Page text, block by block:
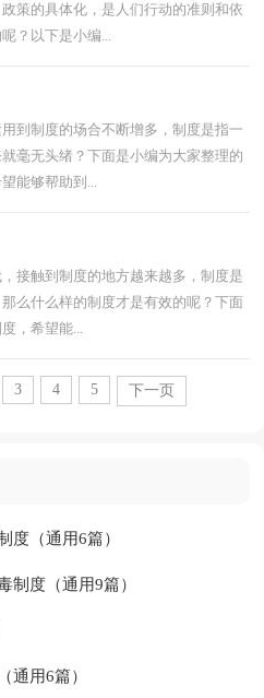
策的具体化，是人们行动的准则和依
？以下是小编...
到制度的场合不断增多，制度是指一
毫无头绪？下面是小编为大家整理的
能够帮助到...
接触到制度的地方越来越多，制度是
么什么样的制度才是有效的呢？下面
，希望能...
3 4 5
下一页
度（通用6篇）
制度（通用9篇）
通用6篇）